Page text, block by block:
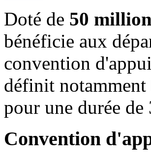
Doté de 50
bénéficie aux
convention
définit notamment
pour une durée de
Convention